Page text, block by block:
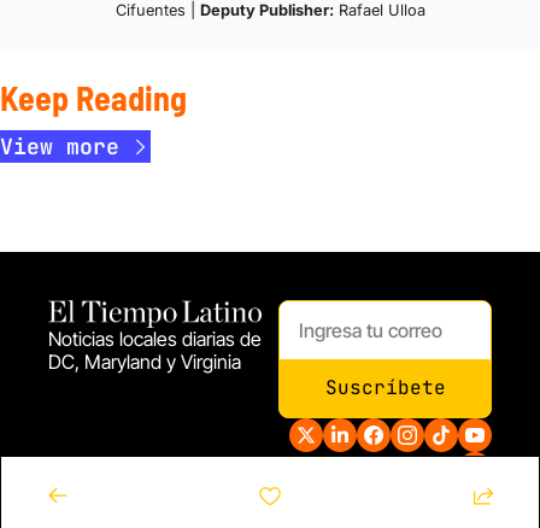
Cifuentes | Deputy Publisher: Rafael Ulloa
Keep Reading
View more
Noticias locales diarias de
DC, Maryland y Virginia
Suscríbete